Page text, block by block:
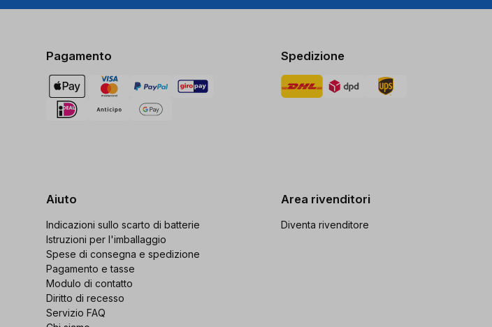
Pagamento Spedizione
Aiuto
Indicazioni sullo scarto di batterie
Istruzioni per l'imballaggio
Spese di consegna e spedizione
Pagamento e tasse
Modulo di contatto
Diritto di recesso
Servizio FAQ
Area rivenditori
Diventa rivenditore